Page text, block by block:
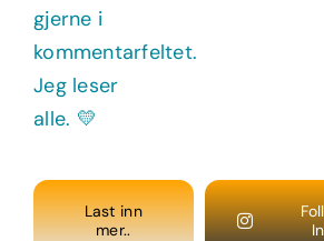
Last inn
mer..